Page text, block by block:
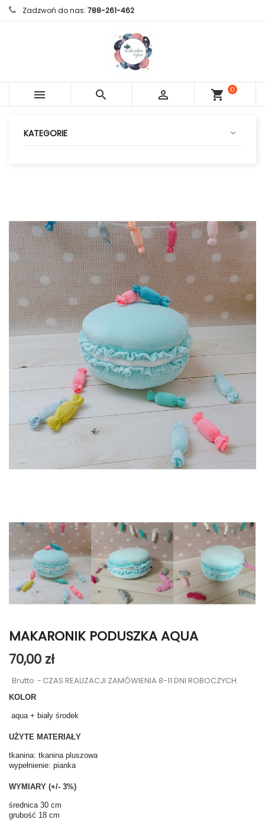
Zadzwoń do nas: 788-261-462
   shopping_cart
0
KATEGORIE
MAKARONIK PODUSZKA AQUA
70,00 zł
Brutto CZAS REALIZACJI ZAMÓWIENIA 8-11 DNI ROBOCZYCH
KOLOR
aqua + biały środek
UŻYTE MATERIAŁY
tkanina: tkanina pluszowa
wypełnienie: pianka
WYMIARY (+/- 3%)
średnica 30 cm
grubość 18 cm